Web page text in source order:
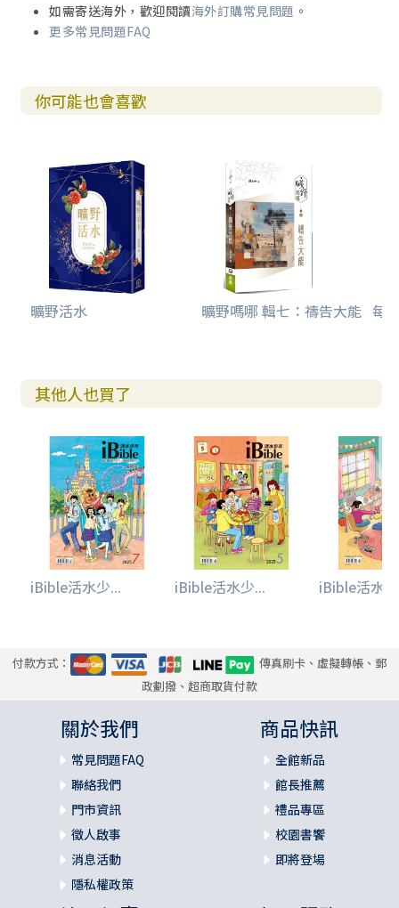
如需寄送海外，歡迎閱讀海外訂購常見問題 。
更多常見問題FAQ
你可能也會喜歡
曠野活水 曠野嗎哪 輯七：禱告大能 每
其他人也買了
iBible活水少... iBible活水少... iBible活水
付款方式：
傳真刷卡、虛擬轉帳、郵
政劃撥、超商取貨付款
關於我們
常見問題FAQ
聯絡我們
門市資訊
徵人啟事
消息活動
隱私權政策
商品快訊
全館新品
館長推薦
禮品專區
校園書饗
即將登場